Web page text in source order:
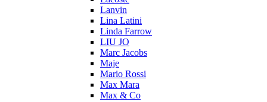
Lanvin
Lina Latini
Linda Farrow
LIU JO
Marc Jacobs
Maje
Mario Rossi
Max Mara
Max & Co